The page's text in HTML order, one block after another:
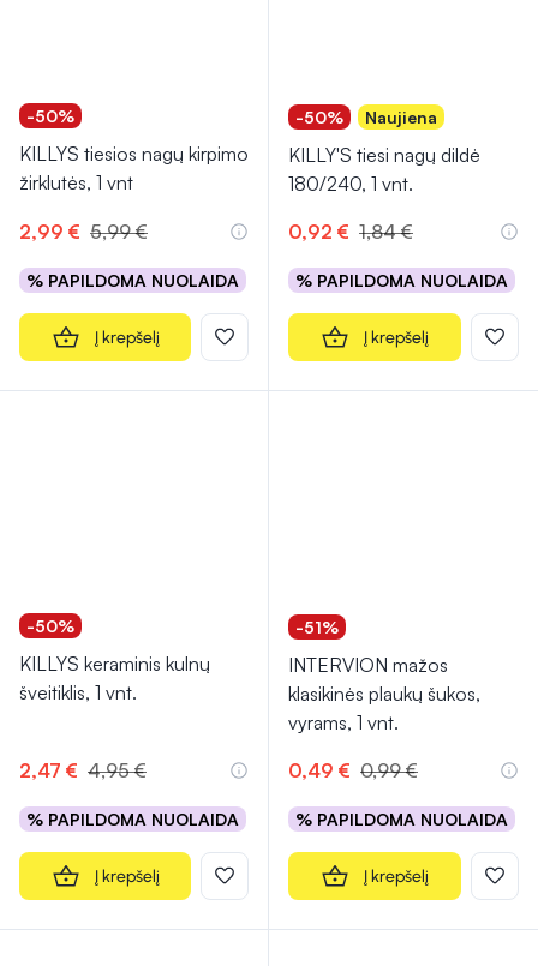
-50%
KILLYS tiesios nagų kirpimo
žirklutės, 1 vnt
2,99 € 5,99 €
% PAPILDOMA NUOLAIDA
Į krepšelį
-50% Naujiena
KILLY'S tiesi nagų dildė
180/240, 1 vnt.
0,92 € 1,84 €
% PAPILDOMA NUOLAIDA
Į krepšelį
-50%
KILLYS keraminis kulnų
šveitiklis, 1 vnt.
2,47 € 4,95 €
% PAPILDOMA NUOLAIDA
Į krepšelį
-51%
INTERVION mažos
klasikinės plaukų šukos,
vyrams, 1 vnt.
0,49 € 0,99 €
% PAPILDOMA NUOLAIDA
Į krepšelį